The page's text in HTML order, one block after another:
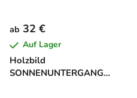
Holzbild
SONNENUNTERGANG
ab 32 €
Auf Lager